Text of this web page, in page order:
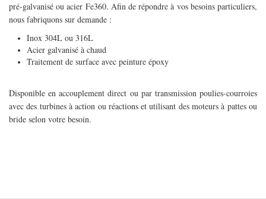
pré-galvanisé ou acier Fe360. Afin de répondre à vos besoins particuliers,
nous fabriquons sur demande :
Inox 304L ou 316L
Acier galvanisé à chaud
Traitement de surface avec peinture époxy
Disponible en accouplement direct ou par transmission poulies-courroies
avec des turbines à action ou réactions et utilisant des moteurs à pattes ou
bride selon votre besoin.